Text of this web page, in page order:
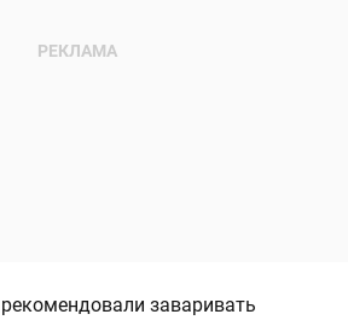
заваривать